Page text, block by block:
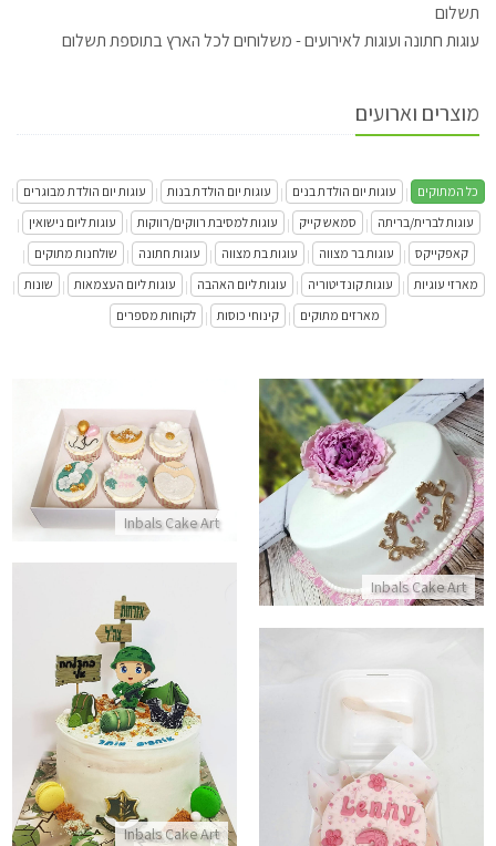
תשלום
עוגות חתונה ועוגות לאירועים - משלוחים לכל הארץ בתוספת תשלום
מוצרים וארועים
כל המתוקים | עוגות יום הולדת בנים | עוגות יום הולדת בנות | עוגות יום הולדת מבוגרים
|
עוגות לברית/בריתה
| סמאש קייק | עוגות למסיבת רווקים/רווקות | עוגות ליום נישואין
|
קאפקייקס | עוגות בר מצווה | עוגות בת מצווה | עוגות חתונה | שולחנות מתוקים
|
מארזי עוגיות | עוגות קונדיטוריה | עוגות ליום האהבה | עוגות ליום העצמאות | שונות |
מארזים מתוקים
| קינוחי כוסות | לקוחות מספרים
Inbals Cake Art
מארז קאפקייקס לכלה
התקשר/י
Inbals Cake Art
עוגת יום הולדת לבנות
התקשר/י
Inbals Cake Art
עוגת שחרור
התקשר/י
עוגת בנטו אישית לבת
התקשר/י